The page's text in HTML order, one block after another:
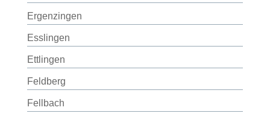
Ergenzingen
Esslingen
Ettlingen
Feldberg
Fellbach